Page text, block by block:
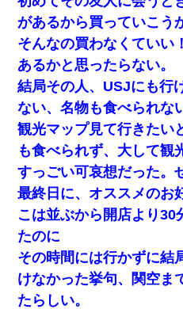
があるから買っていこう
そんなの買わなくていい
あるかと思ったらない。
結局その人、USJにも行
ない、名物も食べられな
観光マップ見て行きたい
も食べられず、大して観
すっごい可哀想だった。
最終日に、オススメのお
こは並ぶから開店より30
たのに
その時間には行かずに結
けなかった挙句、関空ま
たらしい。